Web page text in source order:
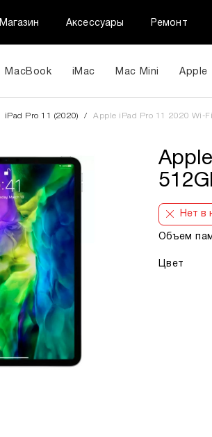
Магазин Аксессуары Ремонт
MacBook iMac Mac Mini Apple
iPad Pro 11 (2020) / Apple iPad Pro 11 2020 Wi-
Нет в
Объем
Цвет